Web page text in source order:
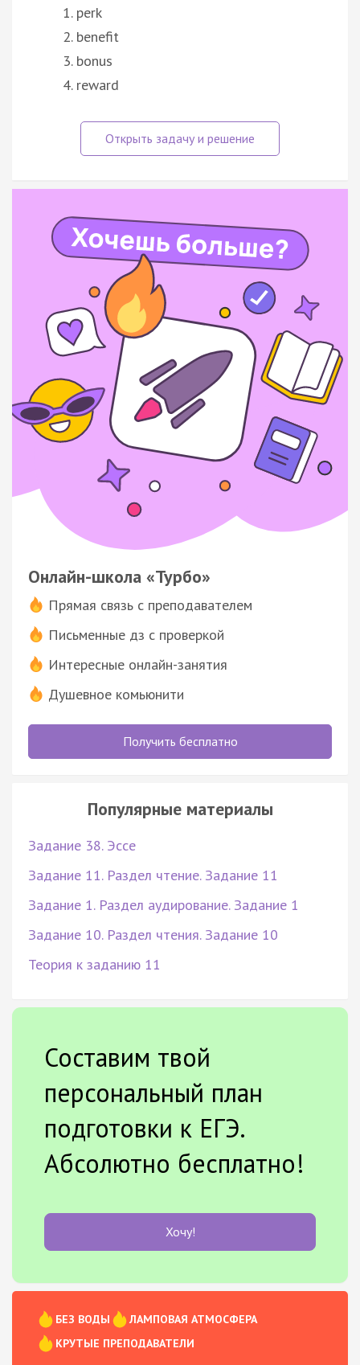
perk
benefit
bonus
reward
Онлайн-школа «Турбо»
Прямая связь с преподавателем
Письменные дз с проверкой
Интересные онлайн-занятия
Душевное комьюнити
Получить бесплатно
Популярные материалы
Задание 38. Эссе
Задание 11. Раздел чтение. Задание 11
Задание 1. Раздел аудирование. Задание 1
Задание 10. Раздел чтения. Задание 10
Теория к заданию 11
Составим твой
персональный план
подготовки к ЕГЭ.
Абсолютно бесплатно!
Хочу!
БЕЗ ВОДЫ
ЛАМПОВАЯ АТМОСФЕРА
КРУТЫЕ ПРЕПОДАВАТЕЛИ